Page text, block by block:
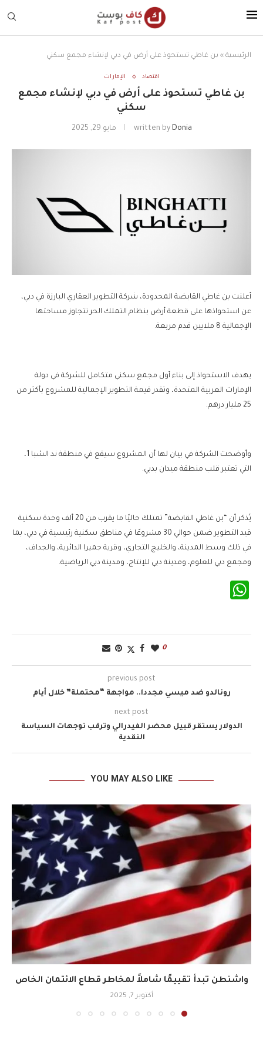
الرئيسية » بن غاطي تستحوذ على أرض في دبي لإنشاء مجمع سكني
اقتصاد الإمارات
بن غاطي تستحوذ على أرض في دبي لإنشاء مجمع
سكني
written by Donia مايو 29, 2025
أعلنت بن غاطي القابضة المحدودة، شركة التطوير العقاري البارزة في دبي،
عن استحواذها على قطعة أرض بنظام التملك الحر تتجاوز مساحتها
الإجمالية 8 ملايين قدم مربعة.
يهدف الاستحواذ إلى بناء أول مجمع سكني متكامل للشركة في دولة
الإمارات العربية المتحدة، وتقدر قيمة التطوير الإجمالية للمشروع بأكثر من
25 مليار درهم.
وأوضحت الشركة في بيان لها أن المشروع سيقع في منطقة ند الشبا 1،
التي تعتبر قلب منطقة ميدان بدبي.
يُذكر أن “بن غاطي القابضة” تمتلك حاليًا ما يقرب من 20 ألف وحدة سكنية
قيد التطوير ضمن حوالي 30 مشروعًا في مناطق سكنية رئيسية في دبي، بما
في ذلك وسط المدينة، والخليج التجاري، وقرية جميرا الدائرية، والجداف،
ومجمع دبي للعلوم، ومدينة دبي للإنتاج، ومدينة دبي الرياضية.
0
previous post
رونالدو ضد ميسي مجددا.. مواجهة “محتملة” خلال أيام
next post
الدولار يستقر قبيل محضر الفيدرالي وترقب توجهات السياسة
النقدية
YOU MAY ALSO LIKE
واشنطن تبدأ تقييمًا شاملاً لمخاطر قطاع الائتمان الخاص
أكتوبر 7, 2025